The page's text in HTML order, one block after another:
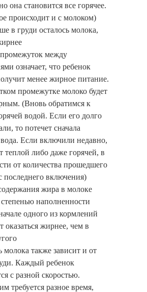
она становится все горячее.
происходит и с молоком)
в груди осталось молока,
между
означает, что ребенок
менее жирное питание.
промежутке молоко будет
(Вновь обратимся к
водой. Если его долго
то потечет сначала
Если включили недавно,
теплой либо даже горячей, в
от количества прошедшего
последнего включения)
жира в молоке
степенью наполненности
одного из кормлений
оказаться жирнее, чем в
также зависит и от
Каждый ребенок
с разной скоростью.
требуется разное время,